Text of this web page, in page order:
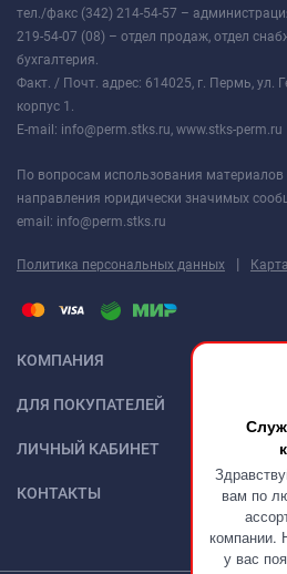
вам по
компании.
у вас
тел./факс (342) 214-54-57 –
219-54-07 (08) – отдел продаж, отдел
бухгалтерия.
Факт. / Почт. адрес: 614025, г. Пермь, ул.
корпус 1.
E-mail: info@perm.stks.ru, www.stks-perm.ru
По вопросам использования материалов
направления юридически значимых
email: info@perm.stks.ru
Политика персональных данных |
КОМПАНИЯ
ДЛЯ ПОКУПАТЕЛЕЙ
ЛИЧНЫЙ КАБИНЕТ
КОНТАКТЫ